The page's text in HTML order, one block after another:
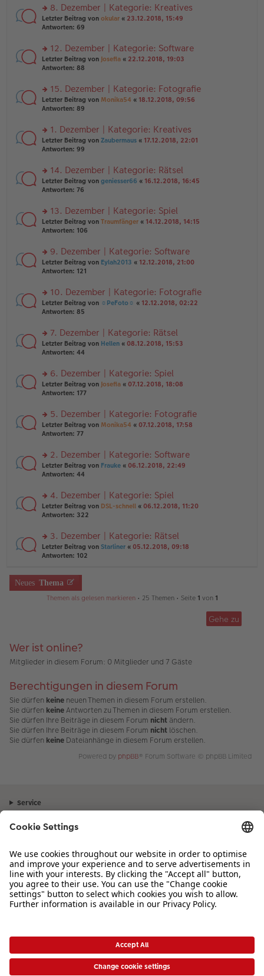
tr
a
g
e
n
er
tr
a
g
n
g
el
e
n
er
tr
a
g
rs
te
n
g
el
e
n
er
tr
a
g
8. Dezember | Kategorie: Kreatives
Letzter Beitrag von okular « 23.12.2018, 15:49
Antworten: 69
rs
te
n
g
el
e
n
er
tr
a
g
12. Dezember | Kategorie: Software
Letzter Beitrag von Josefia « 22.12.2018, 19:03
Antworten: 88
rs
te
n
g
el
e
n
er
tr
a
g
15. Dezember | Kategorie: Fotografie
Letzter Beitrag von Monika54 « 18.12.2018, 09:56
Antworten: 89
rs
te
n
g
el
e
n
er
tr
a
g
1. Dezember | Kategorie: Kreatives
Letzter Beitrag von Zaubermaus « 17.12.2018, 22:01
Antworten: 99
rs
te
n
g
el
e
n
er
tr
a
g
14. Dezember | Kategorie: Rätsel
Letzter Beitrag von geniesser66 « 16.12.2018, 16:45
Antworten: 76
rs
te
n
g
el
e
n
er
tr
a
g
13. Dezember | Kategorie: Spiel
Letzter Beitrag von Traumfänger « 14.12.2018, 14:15
Antworten: 106
rs
te
n
g
el
e
n
er
tr
a
g
9. Dezember | Kategorie: Software
Letzter Beitrag von Eylah2013 « 12.12.2018, 21:00
Antworten: 121
rs
te
n
g
el
e
n
er
tr
a
g
10. Dezember | Kategorie: Fotografie
Letzter Beitrag von ☼PeFoto☼ « 12.12.2018, 02:22
Antworten: 85
rs
te
n
g
el
e
n
er
tr
a
g
7. Dezember | Kategorie: Rätsel
Letzter Beitrag von Hellen « 08.12.2018, 15:53
Antworten: 44
rs
te
n
g
el
e
n
er
tr
a
g
6. Dezember | Kategorie: Spiel
Letzter Beitrag von Josefia « 07.12.2018, 18:08
Antworten: 177
rs
te
n
g
el
e
n
er
tr
a
g
5. Dezember | Kategorie: Fotografie
Letzter Beitrag von Monika54 « 07.12.2018, 17:58
Antworten: 77
rs
te
n
g
el
e
n
er
tr
a
2. Dezember | Kategorie: Software
Letzter Beitrag von Frauke « 06.12.2018, 22:49
Antworten: 44
rs
te
n
g
el
e
n
er
4. Dezember | Kategorie: Spiel
Letzter Beitrag von DSL-schnell « 06.12.2018, 11:20
Antworten: 322
rs
te
n
g
ei
tr
3. Dezember | Kategorie: Rätsel
Letzter Beitrag von Starliner « 05.12.2018, 09:18
Antworten: 102
Neues Thema
Themen als gelesen markieren• 25 Themen • Seite 1 von 1
Gehe zu
Wer ist online?
Mitglieder in diesem Forum: 0 Mitglieder und 7 Gäste
Berechtigungen in diesem Forum
Sie dürfen keine neuen Themen in diesem Forum erstellen.
Sie dürfen keineAntworten zu Themen in diesem Forum erstellen.
Sie dürfen Ihre Beiträge in diesem Forum nicht ändern.
Sie dürfen Ihre Beiträge in diesem Forum nicht löschen.
Sie dürfen keine Dateianhänge in diesem Forum erstellen.
Powered by phpBB® Forum Software © phpBB Limited
Service
Sortiment
Inspiration
Bei Fragen zu Produkten oder der Bestellung können Sie uns gerne von